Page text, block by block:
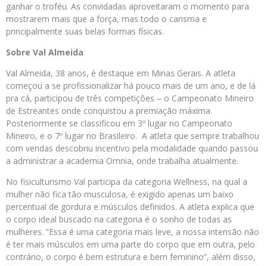
ganhar o troféu. As convidadas aproveitaram o momento para
mostrarem mais que a força, mas todo o carisma e
principalmente suas belas formas físicas.
Sobre Val Almeida
Val Almeida, 38 anos, é destaque em Minas Gerais. A atleta
começou a se profissionalizar há pouco mais de um ano, e de lá
pra cá, participou de três competições – o Campeonato Mineiro
de Estreantes onde conquistou a premiação máxima.
Posteriormente se classificou em 3º lugar no Campeonato
Mineiro, e o 7º lugar no Brasileiro. A atleta que sempre trabalhou
com vendas descobriu incentivo pela modalidade quando passou
a administrar a academia Omnia, onde trabalha atualmente.
No fisiculturismo Val participa da categoria Wellness, na qual a
mulher não fica tão musculosa, é exigido apenas um baixo
percentual de gordura e músculos definidos. A atleta explica que
o corpo ideal buscado na categoria é o sonho de todas as
mulheres. “Essa é uma categoria mais leve, a nossa intensão não
é ter mais músculos em uma parte do corpo que em outra, pelo
contrário, o corpo é bem estrutura e bem feminino”, além disso,